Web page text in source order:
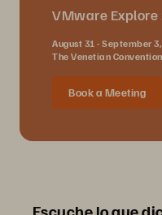
VMware Explore
August 31 - September
The Venetian
Book a Meeting